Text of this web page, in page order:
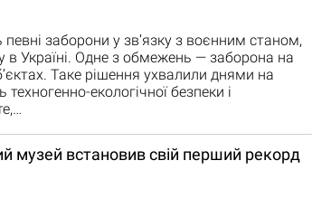
заборони у зв’язку з воєнним станом,
Україні. Одне з обмежень — заборона на
Таке рішення ухвалили днями на
екологічної безпеки і
музей встановив свій перший рекорд